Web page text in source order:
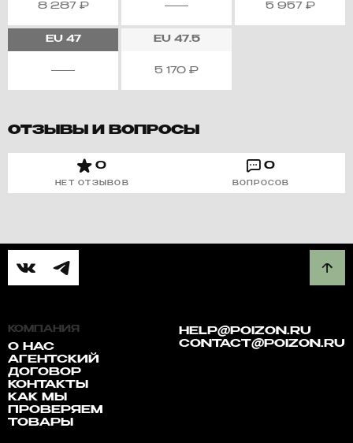
8 287 ₽ 5 957 ₽
EU47 EU47.5
5 170 ₽
ОТЗЫВЫ И ВОПРОСЫ
0
НЕТ ОТЗЫВОВ
0
ВОПРОСОВ
КОМПАНИЯ
О НАС
АГЕНТСКИЙ
ДОГОВОР
КОНТАКТЫ
КАК МЫ
ПРОВЕРЯЕМ
ТОВАРЫ
HELP@POIZON.RU
CONTACT@POIZON.RU